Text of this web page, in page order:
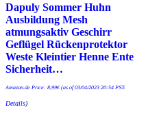
Dapuly Sommer Huhn
Ausbildung Mesh
atmungsaktiv Geschirr
Geflügel Rückenprotektor
Weste Kleintier Henne Ente
Sicherheit…
Amazon.de Price: 8,99€(as of 03/04/2023 20:54 PST-
Details)